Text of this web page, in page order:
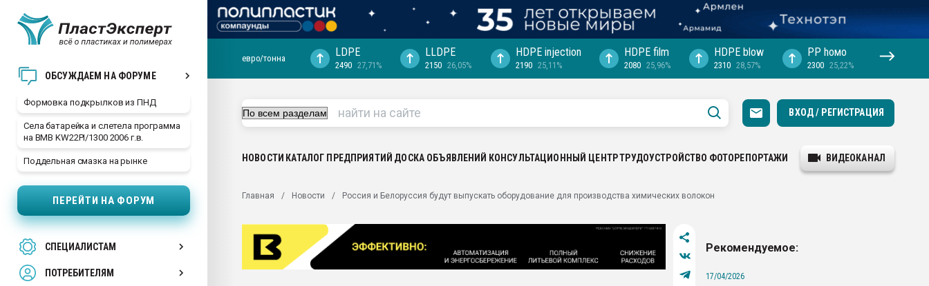
ОБСУЖДАЕМ НА ФОРУМЕ
Формовка подкрылков из ПНД
Села батарейка и слетела программа
на BMB KW22PI/1300 2006 г.в.
Поддельная смазка на рынке
ПЕРЕЙТИ НА ФОРУМ
СПЕЦИАЛИСТАМ
ПОТРЕБИТЕЛЯМ
29.07.2026 ФРП помог "Ижевскому
Вакуум-формовочные машины:
28.07.2026 Автоматизация выходит на
первый план в переработке
пластмасс
евро/тонна LDPE
2490 27,71%
LLDPE
2150 26,05%
HDPE injection
2190 25,11%
HDPE film
2080 25,96%
HDPE blow
2310 28,57%
PP hомо
2300 25,22%
ВХОД / РЕГИСТРАЦИЯ
НОВОСТИ КАТАЛОГ ПРЕДПРИЯТИЙ ДОСКА ОБЪЯВЛЕНИЙ КОНСУЛЬТАЦИОННЫЙ ЦЕНТРТРУДОУСТРОЙСТВО ФОТОРЕПОРТАЖИ ВИДЕОКАНАЛ
Главная Новости Россия и Белоруссия будут выпускать оборудование для производства химических волокон
Рекомендуемое:
17/04/2026